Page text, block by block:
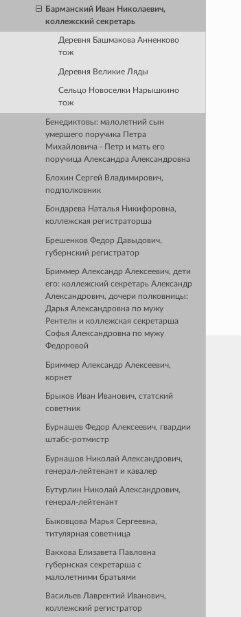
Барманский Иван Николаевич,
коллежский секретарь
Деревня Башмакова Анненково
тож
Деревня Великие Ляды
Сельцо Новоселки Нарышкино
тож
Бенедиктовы: малолетний сын
умершего поручика Петра
Михайловича - Петр и мать его
поручица Александра Александровна
Блохин Сергей Владимирович,
подполковник
Бондарева Наталья Никифоровна,
коллежская регистраторша
Брешенков Федор Давыдович,
губернский регистратор
Бриммер Александр Алексеевич, дети
его: коллежский секретарь Александр
Александрович, дочери полковницы:
Дарья Александровна по мужу
Рентелн и коллежская секретарша
Софья Александровна по мужу
Федоровой
Бриммер Александр Алексеевич,
корнет
Брыков Иван Иванович, статский
советник
Бурнашев Федор Алексеевич, гвардии
штабс-ротмистр
Бурнашов Николай Александрович,
генерал-лейтенант и кавалер
Бутурлин Николай Александрович,
генерал-лейтенант
Быковцова Марья Сергеевна,
титулярная советница
Вакхова Елизавета Павловна
губернская секретарша с
малолетними братьями
Васильев Лаврентий Иванович,
коллежский регистратор